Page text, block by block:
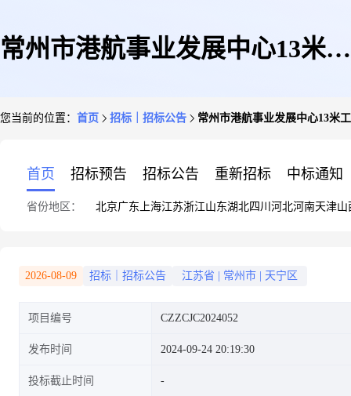
常州市港航事业发展中心13米工
您当前的位置： 首页 招标｜招标公告 常州市港航事业发展中心13米
首页 招标预告 招标公告 重新招标 中标通知
省份地区： 北京广东 上海江苏浙江山东湖北四川 河北河南天津山
2026-08-09 招标｜招标公告 江苏省 常州市 天宁区
项目编号 CZZCJC2024052
发布时间 2024-09-24 20:19:30
投标截止时间